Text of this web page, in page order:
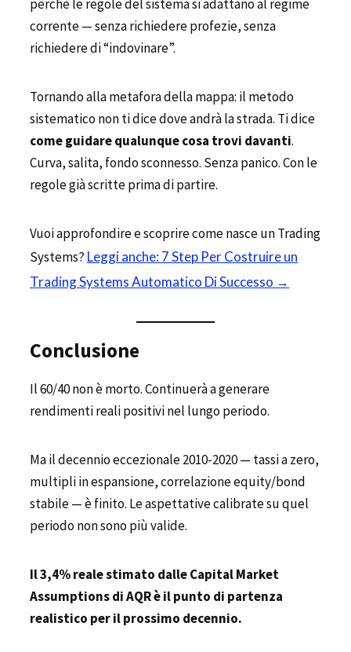
perché le regole del sistema si adattano al regime
corrente — senza richiedere profezie, senza
richiedere di “indovinare”.
Tornando alla metafora della mappa: il metodo
sistematico non ti dice dove andrà la strada. Ti dice
come guidare qualunque cosa trovi davanti.
Curva, salita, fondo sconnesso. Senza panico. Con le
regole già scritte prima di partire.
Vuoi approfondire e scoprire come nasce un Trading
Systems? Leggi anche: 7 Step Per Costruire un
Trading Systems Automatico Di Successo →
Conclusione
Il 60/40 non è morto. Continuerà a generare
rendimenti reali positivi nel lungo periodo.
Ma il decennio eccezionale 2010-2020 — tassi a zero,
multipli in espansione, correlazione equity/bond
stabile — è finito. Le aspettative calibrate su quel
periodo non sono più valide.
Il 3,4% reale stimato dalle Capital Market
Assumptions di AQR è il punto di partenza
realistico per il prossimo decennio.